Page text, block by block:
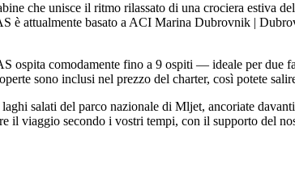
che unisce il ritmo rilassato di una crociera estiva
attualmente basato a ACI Marina Dubrovnik |
ospita comodamente fino a 9 ospiti — ideale per due
sono inclusi nel prezzo del charter, così potete
salati del parco nazionale di Mljet, ancoriate
viaggio secondo i vostri tempi, con il supporto del